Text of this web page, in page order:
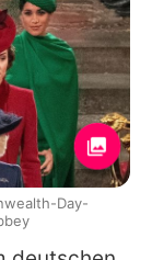
Day-